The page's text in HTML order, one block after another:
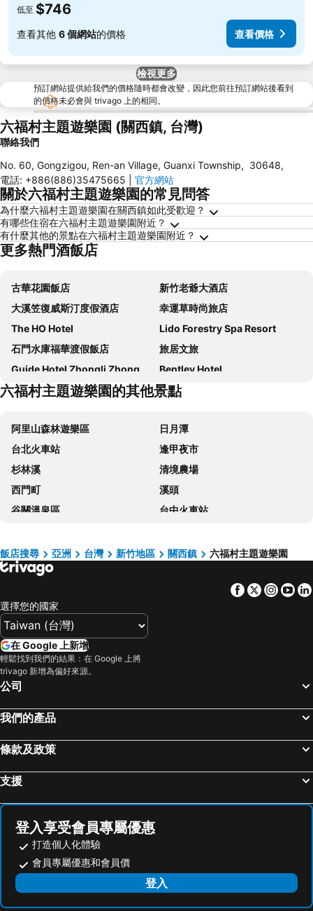
低至 $746
查看其他 6 個網站的價格 查看價格
檢視更多
預訂網站提供給我們的價格隨時都會改變，因此您前往預訂網站後看到
的價格未必會與 trivago 上的相同。
六福村主題遊樂園 (關西鎮, 台灣)
聯絡我們
No. 60, Gongzigou, Ren-an Village, Guanxi Township, 30648,
電話: +886(886)35475665 官方網站
關於六福村主題遊樂園的常見問答
為什麼六福村主題遊樂園在關西鎮如此受歡迎？
有哪些住宿在六福村主題遊樂園附近？
有什麼其他的景點在六福村主題遊樂園附近？
更多熱門酒飯店
古華花園飯店
新竹老爺大酒店
大溪笠復威斯汀度假酒店
幸運草時尚旅店
The HO Hotel
Lido Forestry Spa Resort
石門水庫福華渡假飯店
旅居文旅
Guide Hotel Zhongli Zhongzheng
Bentley Hotel
Hotel J Taoyuan
Wish Hotel
Duke Business Hotel
A22 Wei Lu Hotel
Good Night Hotel
高爾夫鄉村俱樂部-悅華大酒店
EPISODE Hsinchu - a JdV by Hyatt Hotel
Hotel Bonza
XinsheHotel - Chungli
Jung Shin Hotel
樸堤商務旅館
蓮園商務旅館
The Cloud Hotel
E Lim Hotel
桃園桂冠商務旅館
貝多芬快捷旅店
景園大飯店
Central Hotel
內灣-彎月民宿
Sheraton Hsinchu Hotel
The Cloud Hotel Zhongli Branch
中壢大飯店
救國團復興青年活動中心
Hotel MU
The One Nanyuan
G66 Motel
AJ Hotel Hsinchu
Kings Paradise
六福村主題遊樂園的其他景點
阿里山森林遊樂區
日月潭
台北火車站
逢甲夜市
杉林溪
清境農場
西門町
溪頭
谷關溫泉區
台中火車站
關子嶺溫泉
台中一中商圈
六福村主題遊樂園
北投溫泉
台北市立動物園
羅東夜市
新竹內灣老街
嘉義車站
士林夜市
宜蘭烏石港
淡水老街
烏來溫泉
饒河街觀光夜市
中壢車站
桃園火車站
廬山溫泉
礁溪車站
捷運圓山站
飯店搜尋 亞洲 台灣 新竹地區 關西鎮 六福村主題遊樂園
Facebook
Twitter
選擇您的國家
在 Google 上新增
輕鬆找到我們的結果：在 Google 上將
trivago 新增為偏好來源。
公司
我們的產品
條款及政策
支援
登入享受會員專屬優惠
打造個人化體驗
會員專屬優惠和會員價
登入